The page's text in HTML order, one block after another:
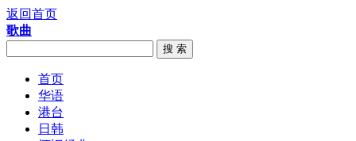
返回首页
歌曲
搜 索
首页
华语
港台
日韩